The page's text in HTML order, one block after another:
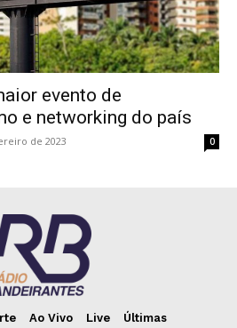
evento de
e networking do país
de 2023 0
Ao Vivo Live Últimas